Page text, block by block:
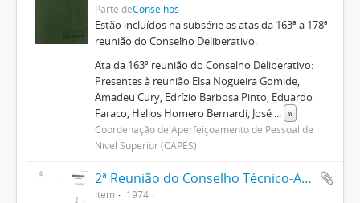
Parte deConselhos
Estão incluídos na subsérie as atas da 163ª a 178ª
reunião do Conselho Deliberativo.
Ata da 163ª reunião do Conselho Deliberativo:
Presentes à reunião Elsa Nogueira Gomide,
Amadeu Cury, Edrízio Barbosa Pinto, Eduardo
Faraco, Helios Homero Bernardi, José ... »
Coordenação de Aperfeiçoamento de Pessoal de
Nível Superior (CAPES)
2ª Reunião do Conselho Técnico-Administrativo
Item
1974